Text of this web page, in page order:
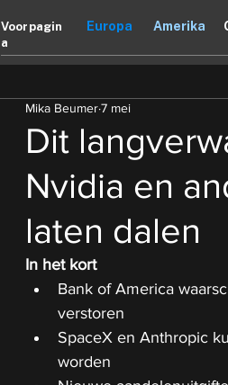
Voorpagin
a
Europa Amerika
Dit
Nvidia en
laten dalen
Mika Beumer7 mei
In het kort
Bank of America
verstoren
SpaceX en Anthropic
worden